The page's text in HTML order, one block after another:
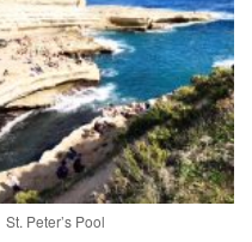
St. Peter’s Pool